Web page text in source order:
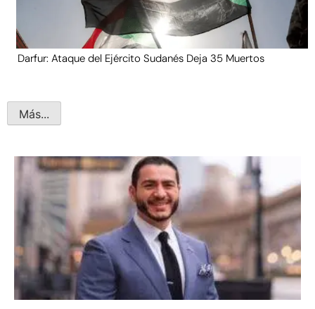
Darfur: Ataque del Ejército Sudanés Deja 35 Muertos
Más...